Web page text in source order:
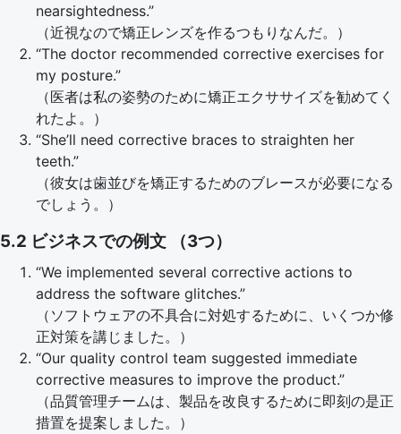
nearsightedness.”
（近視なので矯正レンズを作るつもりなんだ。）
“The doctor recommended corrective exercises for
my posture.”
（医者は私の姿勢のために矯正エクササイズを勧めてく
れたよ。）
“She’ll need corrective braces to straighten her
teeth.”
（彼女は歯並びを矯正するためのブレースが必要になる
でしょう。）
5.2 ビジネスでの例文 （3つ）
“We implemented several corrective actions to
address the software glitches.”
（ソフトウェアの不具合に対処するために、いくつか修
正対策を講じました。）
“Our quality control team suggested immediate
corrective measures to improve the product.”
（品質管理チームは、製品を改良するために即刻の是正
措置を提案しました。）